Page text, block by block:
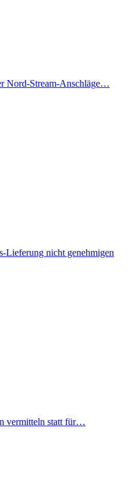
Nord-Stream-Anschläge…
Lieferung nicht genehmigen
vermitteln statt für…